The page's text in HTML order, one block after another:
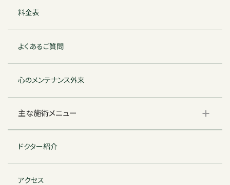
料金表
よくあるご質問
心のメンテナンス外来
主な施術メニュー
ドクター紹介
アクセス